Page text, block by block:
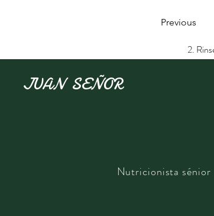
2.
3. In a
Previous
JUAN SEÑOR
​Nutricionista sénior